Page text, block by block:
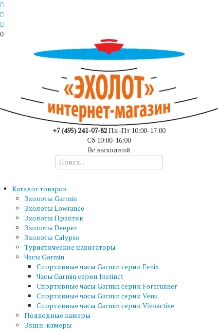
0
+7 (495) 241-07-82Пн-Пт 10:00-17:00
Сб 10:00-16:00
Вс выходной
Каталог товаров
Эхолоты Garmin
Эхолоты Lowrance
Эхолоты Практик
Эхолоты Deeper
Эхолоты Calypso
Туристические навигаторы
Часы Garmin
Спортивные часы Garmin серии Fenix
Часы Garmin серии Instinct
Спортивные часы Garmin серии Forerunner
Спортивные часы Garmin серии Venu
Спортивные часы Garmin серии Vivoactive
Подводные камеры
Экшн-камеры